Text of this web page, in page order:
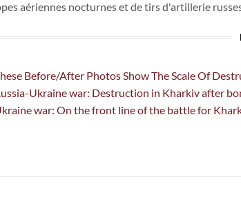
aériennes nocturnes et de tirs d'artillerie
Before/After Photos Show The Scale Of
Ukraine war: Destruction in Kharkiv after
war: On the front line of the battle for